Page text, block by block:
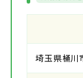
埼玉県桶